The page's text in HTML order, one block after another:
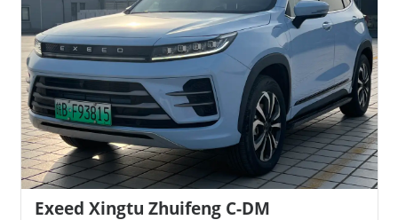
Exeed Xingtu Zhuifeng C-DM